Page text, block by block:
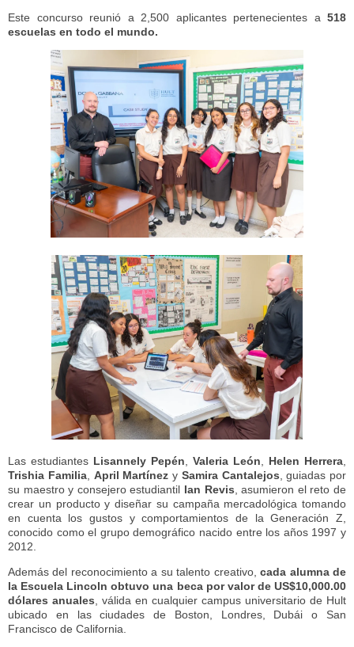
Este concurso reunió a 2,500 aplicantes pertenecientes a 518
escuelas en todo el mundo.
Las estudiantes Lisannely Pepén, Valeria León, Helen Herrera,
Trishia Familia, April Martínez y Samira Cantalejos, guiadas por
su maestro y consejero estudiantil Ian Revis, asumieron el reto de
crear un producto y diseñar su campaña mercadológica tomando
en cuenta los gustos y comportamientos de la Generación Z,
conocido como el grupo demográfico nacido entre los años 1997 y
2012.
Además del reconocimiento a su talento creativo,cada alumna de
la Escuela Lincoln obtuvo una beca por valor de US$10,000.00
dólares anuales, válida en cualquier campus universitario de Hult
ubicado en las ciudades de Boston, Londres, Dubái o San
Francisco de California.